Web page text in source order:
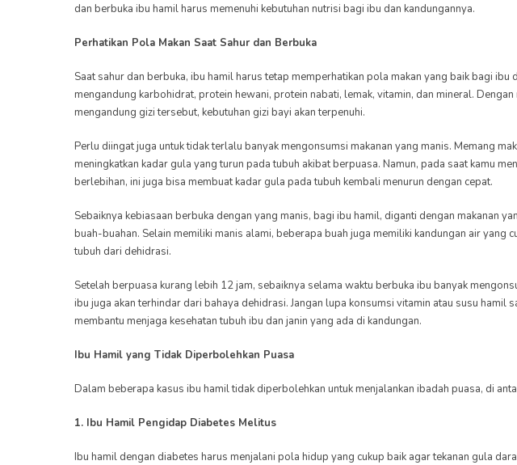
dan berbuka ibu hamil harus memenuhi kebutuhan nutrisi bagi ibu dan kandungannya.
Perhatikan Pola Makan Saat Sahur dan Berbuka
Saat sahur dan berbuka, ibu hamil harus tetap memperhatikan pola makan yang baik bagi ibu
mengandung karbohidrat, protein hewani, protein nabati, lemak, vitamin, dan mineral.
mengandung gizi tersebut, kebutuhan gizi bayi akan terpenuhi.
Perlu diingat juga untuk tidak terlalu banyak mengonsumsi makanan yang manis. Memang
meningkatkan kadar gula yang turun pada tubuh akibat berpuasa. Namun, pada saat kamu
berlebihan, ini juga bisa membuat kadar gula pada tubuh kembali menurun dengan cepat.
Sebaiknya kebiasaan berbuka dengan yang manis, bagi ibu hamil, diganti dengan makanan
buah-buahan. Selain memiliki manis alami, beberapa buah juga memiliki kandungan air yang
tubuh dari dehidrasi.
Setelah berpuasa kurang lebih 12 jam, sebaiknya selama waktu berbuka ibu banyak
ibu juga akan terhindar dari bahaya dehidrasi. Jangan lupa konsumsi vitamin atau susu hamil
membantu menjaga kesehatan tubuh ibu dan janin yang ada di kandungan.
Ibu Hamil yang Tidak Diperbolehkan Puasa
Dalam beberapa kasus ibu hamil tidak diperbolehkan untuk menjalankan ibadah puasa, di
1. Ibu Hamil Pengidap Diabetes Melitus
Ibu hamil dengan diabetes harus menjalani pola hidup yang cukup baik agar tekanan gula